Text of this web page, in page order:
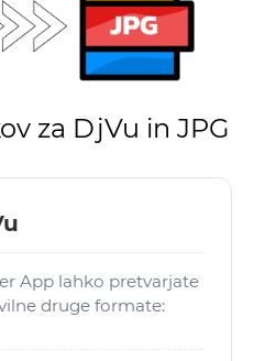
za DjVu in JPG
App lahko pretvarjate
druge formate: